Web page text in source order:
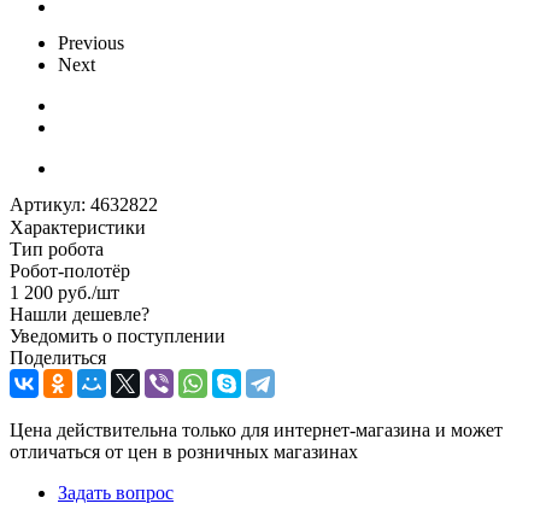
Previous
Next
Артикул: 4632822
Характеристики
Тип робота
Робот-полотёр
1 200 руб./шт
Нашли дешевле?
Уведомить о поступлении
Поделиться
Цена действительна только для интернет-магазина и может
отличаться от цен в розничных магазинах
Задать вопрос